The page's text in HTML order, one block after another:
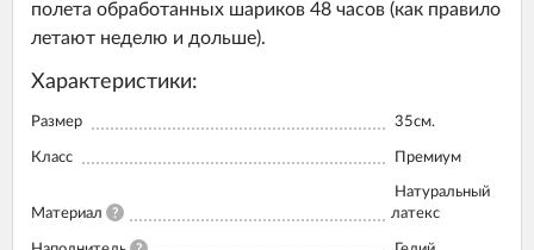
полета обработанных шариков 48 часов (как правило
летают неделю и дольше).
Характеристики:
Размер 35см.
Класс Премиум
Материал ?
Натуральный
латекс